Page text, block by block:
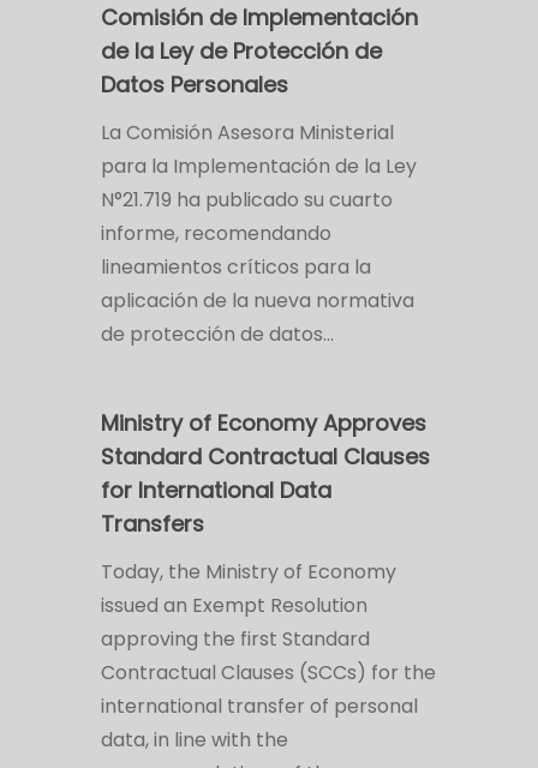
Comisión de Implementación
de la Ley de Protección de
Datos Personales
La Comisión Asesora Ministerial
para la Implementación de la Ley
N°21.719 ha publicado su cuarto
informe, recomendando
lineamientos críticos para la
aplicación de la nueva normativa
de protección de datos…
Ministry of Economy Approves
Standard Contractual Clauses
for International Data
Transfers
Today, the Ministry of Economy
issued an Exempt Resolution
approving the first Standard
Contractual Clauses (SCCs) for the
international transfer of personal
data, in line with the